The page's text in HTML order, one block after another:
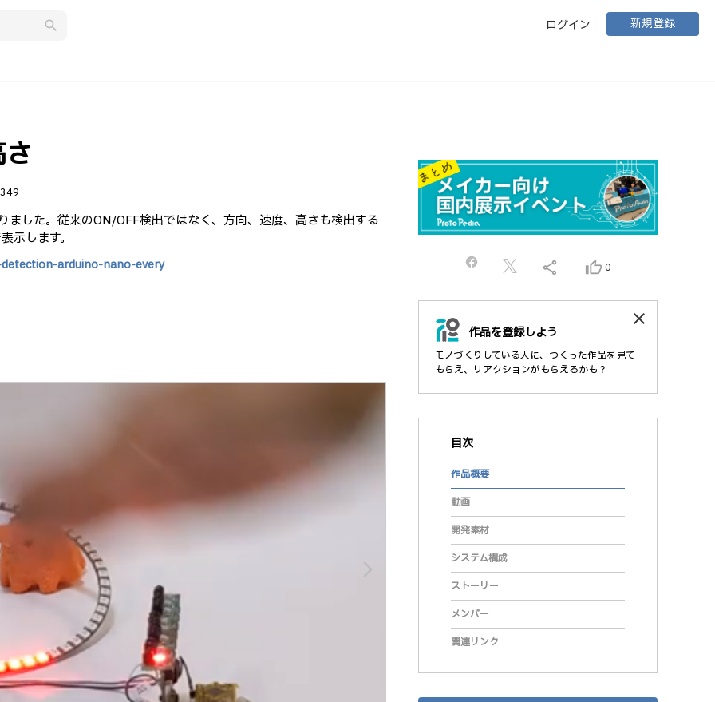
search ログイン 新規登録
349
した。従来のON/OFF検出ではなく、方向、速度、高さも検出する
示します。
arduino-nano-every share thumb_up_alt 0
作品を登録しよう
モノづくりしている人に、つくった作品を見て
もらえ、リアクションがもらえるかも？
close
目次
作品概要
動画
開発素材
システム構成
ストーリー
メンバー
関連リンク